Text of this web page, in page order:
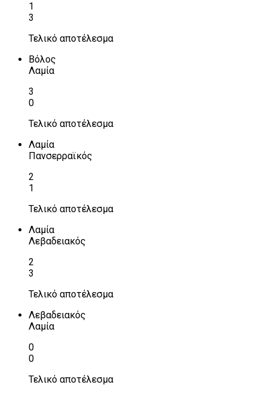
1
3
Τελικό αποτέλεσμα
Βόλος
Λαμία
3
0
Τελικό αποτέλεσμα
Λαμία
Πανσερραϊκός
2
1
Τελικό αποτέλεσμα
Λαμία
Λεβαδειακός
2
3
Τελικό αποτέλεσμα
Λεβαδειακός
Λαμία
0
0
Τελικό αποτέλεσμα